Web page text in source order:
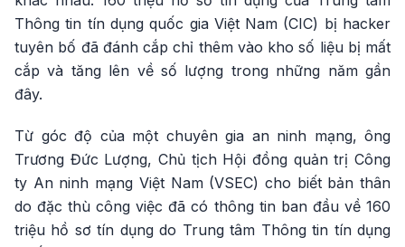
Thông tin tín dụng quốc gia Việt Nam (CIC) bị hacker
tuyên bố đã đánh cắp chỉ thêm vào kho số liệu bị mất
cắp và tăng lên về số lượng trong những năm gần
đây.
Từ góc độ của một chuyên gia an ninh mạng, ông
Trương Đức Lượng, Chủ tịch Hội đồng quản trị Công
ty An ninh mạng Việt Nam (VSEC) cho biết bản thân
do đặc thù công việc đã có thông tin ban đầu về 160
triệu hồ sơ tín dụng do Trung tâm Thông tin tín dụng